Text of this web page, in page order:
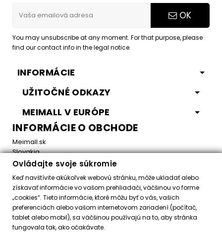
OK
You may unsubscribe at any moment. For that purpose, please
find our contact info in the legal notice.
INFORMÁCIE
UŽITOČNÉ ODKAZY
MEIMALL V EURÓPE
INFORMÁCIE O OBCHODE
Meimall.sk
Slovakia
Email:office@meimall.sk
Control your Privacy
Ovládajte svoje súkromie
Keď navštívite akúkoľvek webovú stránku, môže ukladať alebo
získavať informácie vo vašom prehliadači, väčšinou vo forme
„cookies“. Tieto informácie, ktoré môžu byť o vás, vašich
preferenciách alebo vašom internetovom zariadení (počítač,
tablet alebo mobil), sa väčšinou používajú na to, aby stránka
fungovala tak, ako očakávate.